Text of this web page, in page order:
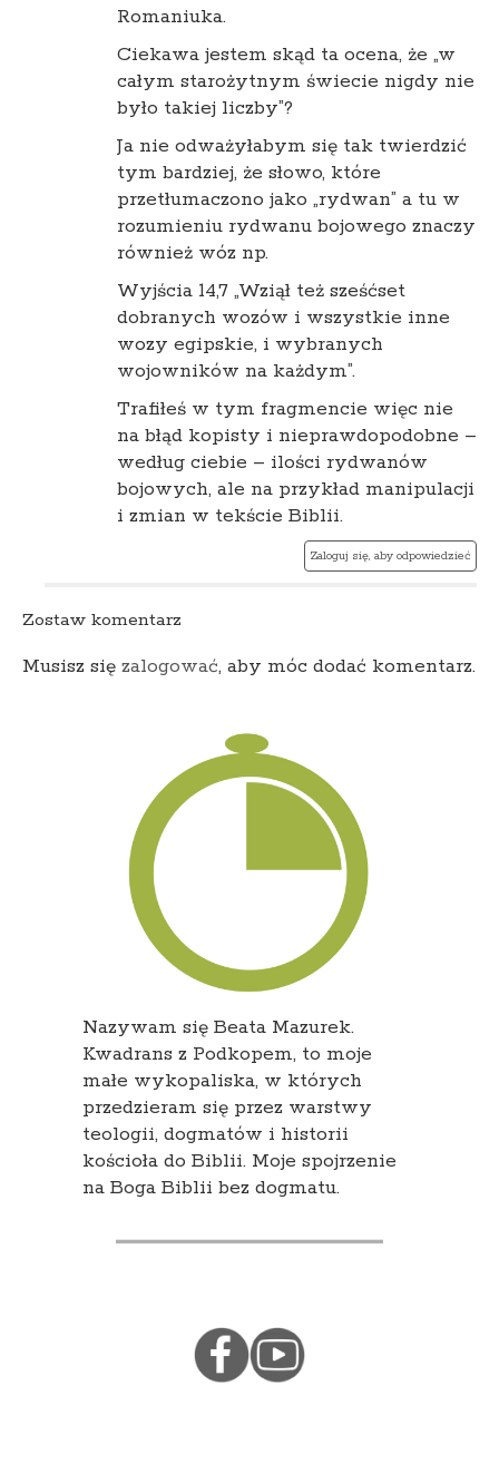
Romaniuka.
Ciekawa jestem skąd ta ocena, że „w
całym starożytnym świecie nigdy nie
było takiej liczby”?
Ja nie odważyłabym się tak twierdzić
tym bardziej, że słowo, które
przetłumaczono jako „rydwan” a tu w
rozumieniu rydwanu bojowego znaczy
również wóz np.
Wyjścia 14,7 „Wziął też sześćset
dobranych wozów i wszystkie inne
wozy egipskie, i wybranych
wojowników na każdym”.
Trafiłeś w tym fragmencie więc nie
na błąd kopisty i nieprawdopodobne –
według ciebie – ilości rydwanów
bojowych, ale na przykład manipulacji
i zmian w tekście Biblii.
Zaloguj się, aby odpowiedzieć
Zostaw komentarz
Musisz się zalogować, aby móc dodać komentarz.
Nazywam się Beata Mazurek.
Kwadrans z Podkopem, to moje
małe wykopaliska, w których
przedzieram się przez warstwy
teologii, dogmatów i historii
kościoła do Biblii. Moje spojrzenie
na Boga Biblii bez dogmatu.